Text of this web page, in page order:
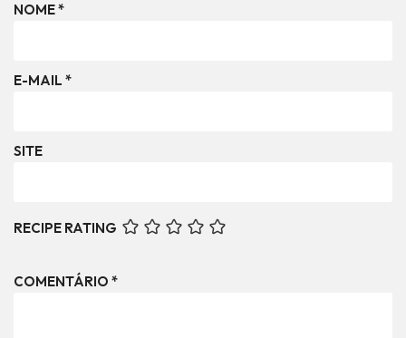
NOME*
E-MAIL *
SITE
RECIPE RATING
COMENTÁRIO *